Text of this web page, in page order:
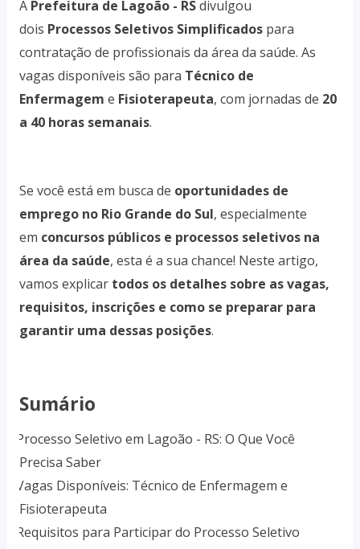
A Prefeitura de Lagoão - RSdivulgou
dois Processos Seletivos Simplificadospara
contratação de profissionais da área da saúde. As
vagas disponíveis são para Técnico de
Enfermagem e Fisioterapeuta, com jornadas de 20
a 40 horas semanais.
Se você está em busca de oportunidades de
emprego no Rio Grande do Sul, especialmente
em concursos públicos e processos seletivos na
área da saúde, esta é a sua chance! Neste artigo,
vamos explicar todos os detalhes sobre as vagas,
requisitos, inscrições e como se preparar para
garantir uma dessas posições.
Sumário
Processo Seletivo em Lagoão - RS: O Que Você
Precisa Saber
Vagas Disponíveis: Técnico de Enfermagem e
Fisioterapeuta
Requisitos para Participar do Processo Seletivo